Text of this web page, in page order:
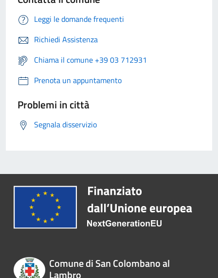
Leggi le domande frequenti
Richiedi Assistenza
Chiama il comune +39 03 712931
Prenota un appuntamento
Problemi in città
Segnala disservizio
Comune di San Colombano al
Lambro